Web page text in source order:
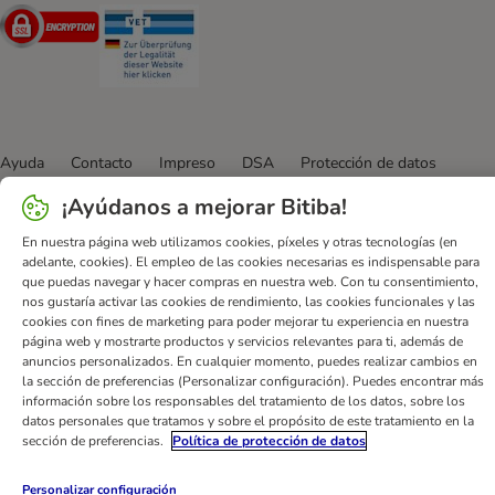
Security
Ayuda Contacto Impreso DSA
Protección de datos
Condiciones comerciales generales
Declaración de accesibilidad
Newsletter
Gastos de envío y plazos de entrega
Formas de pago
Formulario de desistimiento
Programa de fidelización
App bitiba
Programa de afiliados
Gestión de residuos
bitiba GmbH 2026
¡Ayúdanos a mejorar Bitiba!
En nuestra página web utilizamos cookies, píxeles y otras tecnologías (en
adelante, cookies). El empleo de las cookies necesarias es indispensable para
que puedas navegar y hacer compras en nuestra web. Con tu consentimiento,
nos gustaría activar las cookies de rendimiento, las cookies funcionales y las
cookies con fines de marketing para poder mejorar tu experiencia en nuestra
página web y mostrarte productos y servicios relevantes para ti, además de
anuncios personalizados. En cualquier momento, puedes realizar cambios en
la sección de preferencias (Personalizar configuración). Puedes encontrar más
información sobre los responsables del tratamiento de los datos, sobre los
datos personales que tratamos y sobre el propósito de este tratamiento en la
sección de preferencias.
Política de protección de datos
Personalizar configuración